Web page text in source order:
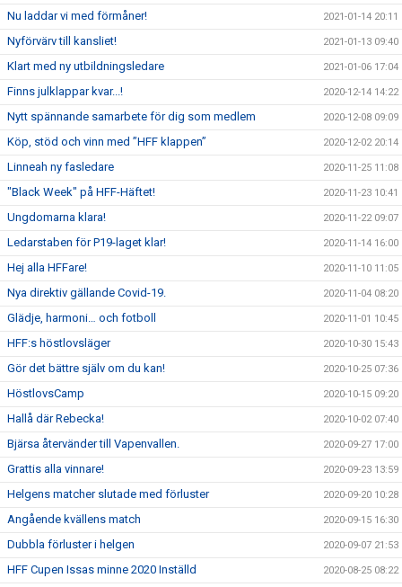
Nu laddar vi med förmåner! 2021-01-14 20:11
Nyförvärv till kansliet! 2021-01-13 09:40
Klart med ny utbildningsledare 2021-01-06 17:04
Finns julklappar kvar...! 2020-12-14 14:22
Nytt spännande samarbete för dig som medlem 2020-12-08 09:09
Köp, stöd och vinn med ”HFF klappen” 2020-12-02 20:14
Linneah ny fasledare 2020-11-25 11:08
"Black Week" på HFF-Häftet! 2020-11-23 10:41
Ungdomarna klara! 2020-11-22 09:07
Ledarstaben för P19-laget klar! 2020-11-14 16:00
Hej alla HFFare! 2020-11-10 11:05
Nya direktiv gällande Covid-19. 2020-11-04 08:20
Glädje, harmoni… och fotboll 2020-11-01 10:45
HFF:s höstlovsläger 2020-10-30 15:43
Gör det bättre själv om du kan! 2020-10-25 07:36
HöstlovsCamp 2020-10-15 09:20
Hallå där Rebecka! 2020-10-02 07:40
Bjärsa återvänder till Vapenvallen. 2020-09-27 17:00
Grattis alla vinnare! 2020-09-23 13:59
Helgens matcher slutade med förluster 2020-09-20 10:28
Angående kvällens match 2020-09-15 16:30
Dubbla förluster i helgen 2020-09-07 21:53
HFF Cupen Issas minne 2020 Inställd 2020-08-25 08:22